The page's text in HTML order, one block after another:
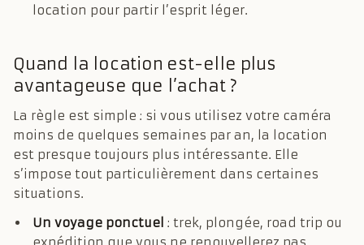
location pour partir l’esprit léger.
Quand la location est-elle plus
avantageuse que l’achat ?
La règle est simple : si vous utilisez votre caméra
moins de quelques semaines par an, la location
est presque toujours plus intéressante. Elle
s’impose tout particulièrement dans certaines
situations.
Un voyage ponctuel : trek, plongée, road trip ou